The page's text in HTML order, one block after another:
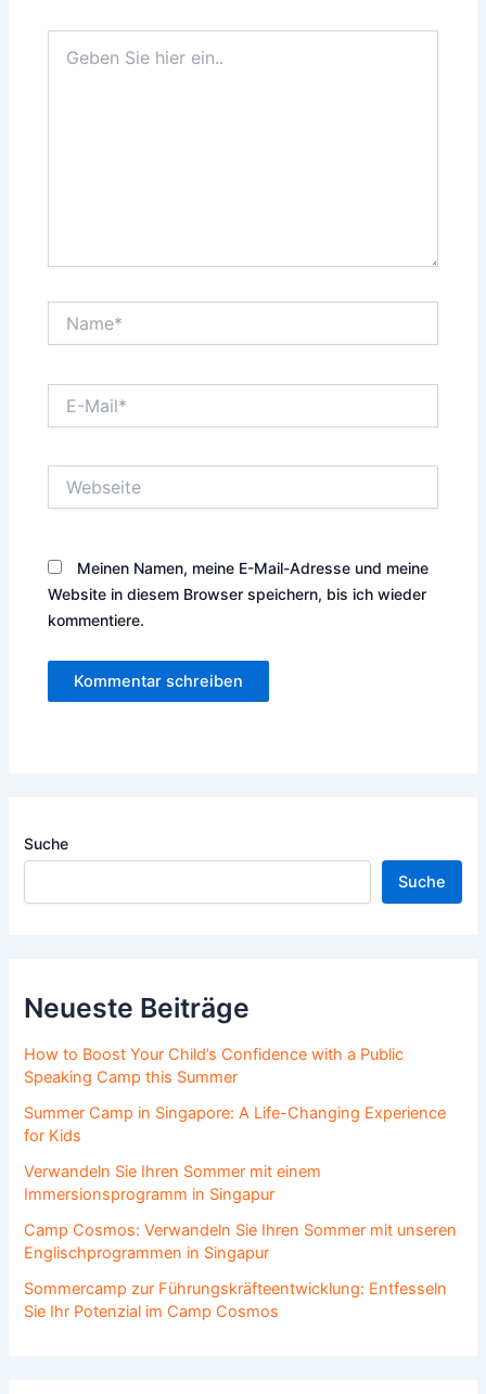
Sie
Mail*
Meinen Namen, meine E-Mail-Adresse und meine
Website in diesem Browser speichern, bis ich wieder
kommentiere.
Suche
Suche
Neueste Beiträge
How to Boost Your Child’s Confidence with a Public
Speaking Camp this Summer
Summer Camp in Singapore: A Life-Changing Experience
for Kids
Verwandeln Sie Ihren Sommer mit einem
Immersionsprogramm in Singapur
Camp Cosmos: Verwandeln Sie Ihren Sommer mit unseren
Englischprogrammen in Singapur
Sommercamp zur Führungskräfteentwicklung: Entfesseln
Sie Ihr Potenzial im Camp Cosmos